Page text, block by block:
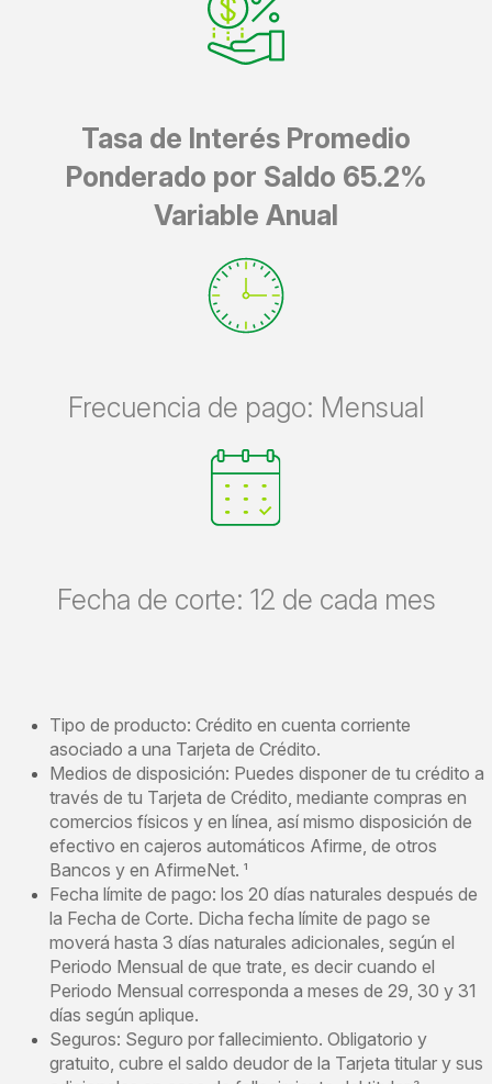
Tasa de Interés Promedio
Ponderado por Saldo 65.2%
Variable Anual
Frecuencia de pago: Mensual
Fecha de corte: 12 de cada mes
Tipo de producto: Crédito en cuenta corriente
asociado a una Tarjeta de Crédito.
Medios de disposición: Puedes disponer de tu crédito a
través de tu Tarjeta de Crédito, mediante compras en
comercios físicos y en línea, así mismo disposición de
efectivo en cajeros automáticos Afirme, de otros
Bancos y en AfirmeNet. ¹
Fecha límite de pago: los 20 días naturales después de
la Fecha de Corte. Dicha fecha límite de pago se
moverá hasta 3 días naturales adicionales, según el
Periodo Mensual de que trate, es decir cuando el
Periodo Mensual corresponda a meses de 29, 30 y 31
días según aplique.
Seguros: Seguro por fallecimiento. Obligatorio y
gratuito, cubre el saldo deudor de la Tarjeta titular y sus